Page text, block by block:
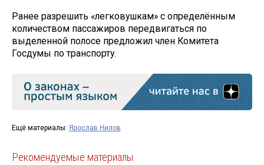
Ранее разрешить «легковушкам» с определённым
количеством пассажиров передвигаться по
выделенной полосе предложил член Комитета
Госдумы по транспорту.
Ещё материалы: Ярослав Нилов
Рекомендуемые материалы